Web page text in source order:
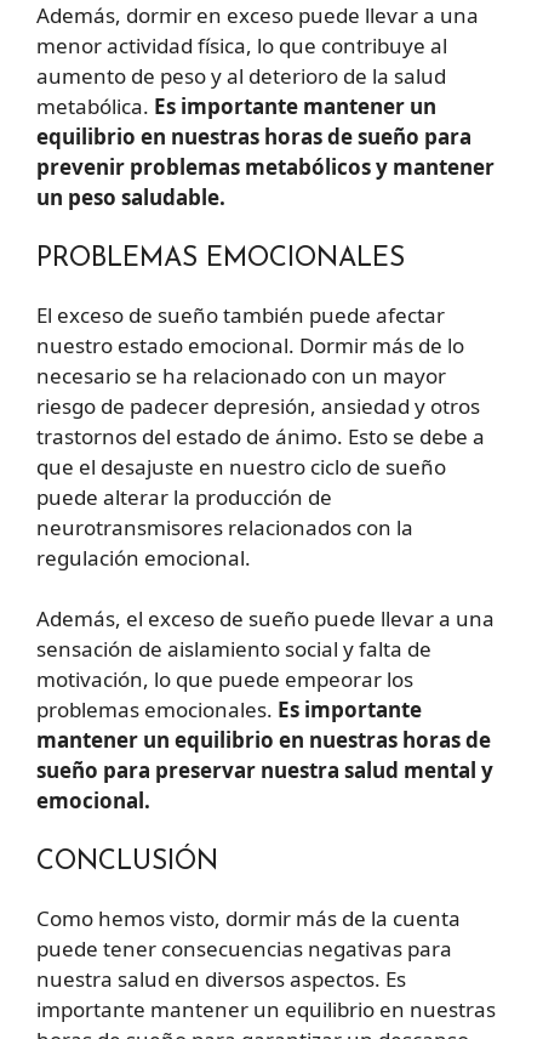
Además, dormir en exceso puede llevar a una
menor actividad física, lo que contribuye al
aumento de peso y al deterioro de la salud
metabólica. Es importante mantener un
equilibrio en nuestras horas de sueño para
prevenir problemas metabólicos y mantener
un peso saludable.
PROBLEMAS EMOCIONALES
El exceso de sueño también puede afectar
nuestro estado emocional. Dormir más de lo
necesario se ha relacionado con un mayor
riesgo de padecer depresión, ansiedad y otros
trastornos del estado de ánimo. Esto se debe a
que el desajuste en nuestro ciclo de sueño
puede alterar la producción de
neurotransmisores relacionados con la
regulación emocional.
Además, el exceso de sueño puede llevar a una
sensación de aislamiento social y falta de
motivación, lo que puede empeorar los
problemas emocionales. Es importante
mantener un equilibrio en nuestras horas de
sueño para preservar nuestra salud mental y
emocional.
CONCLUSIÓN
Como hemos visto, dormir más de la cuenta
puede tener consecuencias negativas para
nuestra salud en diversos aspectos. Es
importante mantener un equilibrio en nuestras